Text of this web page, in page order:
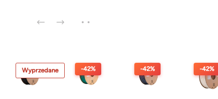
Wyprzedane -42% -42% -42%